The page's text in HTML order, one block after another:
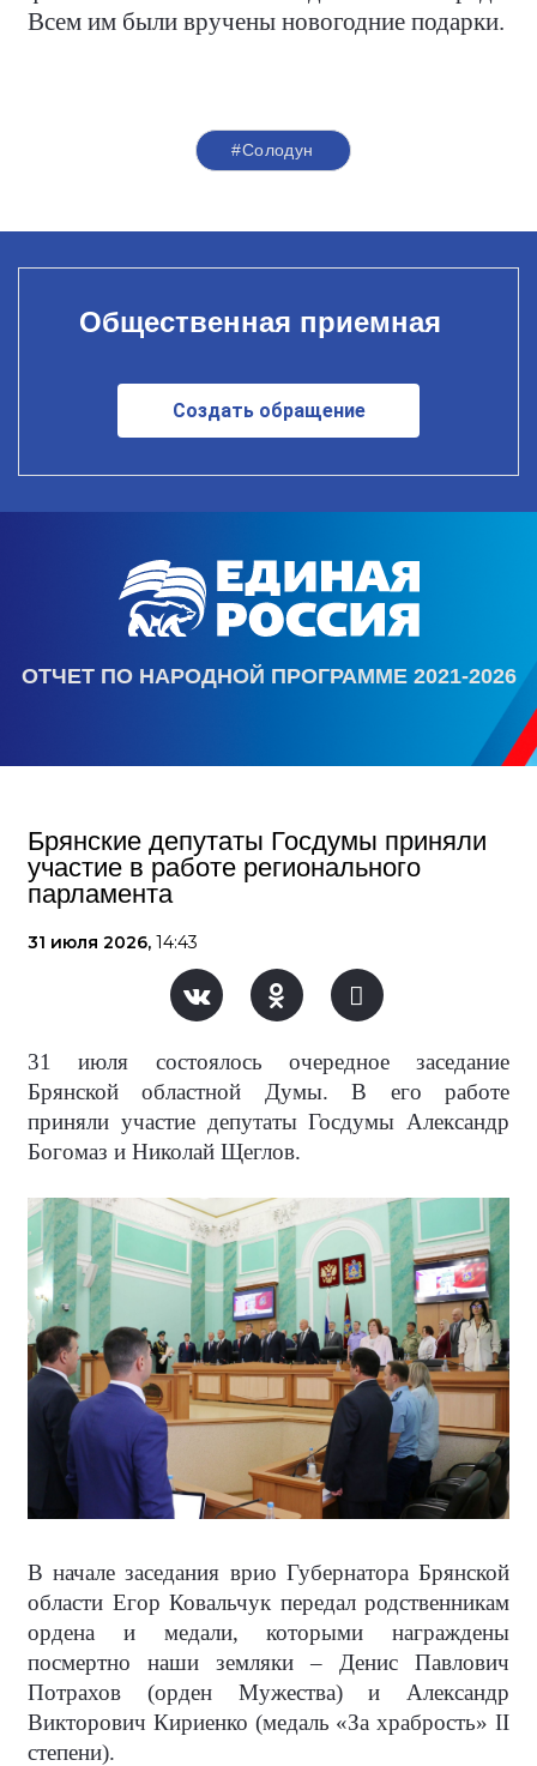
Всем им были вручены новогодние подарки.
#Солодун
Общественная приемная
Создать обращение
ОТЧЕТ ПО НАРОДНОЙ ПРОГРАММЕ 2021-2026
Брянские депутаты Госдумы приняли
участие в работе регионального
парламента
31 июля 2026, 14:43
31 июля состоялось очередное заседание
Брянской областной Думы. В его работе
приняли участие депутаты Госдумы Александр
Богомаз и Николай Щеглов.
В начале заседания врио Губернатора Брянской
области Егор Ковальчук передал родственникам
ордена и медали, которыми награждены
посмертно наши земляки – Денис Павлович
Потрахов (орден Мужества) и Александр
Викторович Кириенко (медаль «За храбрость» II
степени).